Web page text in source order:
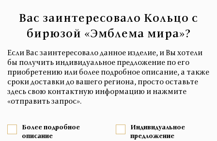
Вас заинтересовало Кольцо с
бирюзой «Эмблема мира»?
Если Вас заинтересовало данное изделие, и Вы хотели
бы получить индивидуальное предложение по его
приобретению или более подробное описание, а также
сроки доставки до вашего региона, просто оставьте
здесь свою контактную информацию и нажмите
«отправить запрос».
Более подробное
описание
Индивидуальное
предложение